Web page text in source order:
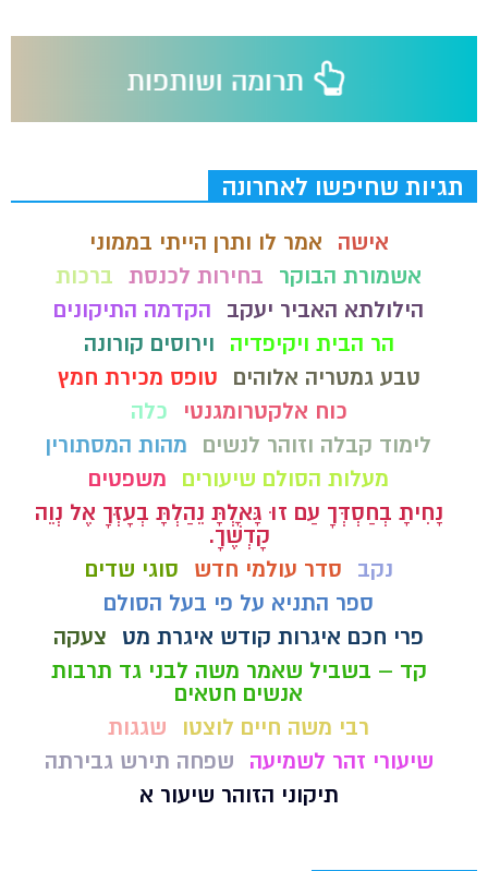
תגיות שחיפשו לאחרונה
אישה
אמר לו ותרן הייתי בממוני
אשמורת הבוקר
בחירות לכנסת ברכות
הילולתא האביר יעקב
הקדמה התיקונים
הר הבית ויקיפדיה
וירוסים קורונה
טבע גמטריה אלוהים
טופס מכירת חמץ
כוח אלקטרומגנטי
כלה
לימוד קבלה וזוהר לנשים
מהות המסתורין
מעלות הסולם שיעורים
משפטים
נָחִיתָ בְחַסְדְּךָ עַם זוּ גָּאָלְתָּ נֵהַלְתָּ בְעָזְּךָ אֶל נְוֵה
קָדְשֶׁךָ.
נקב
סדר עולמי חדש
סוגי שדים
ספר התניא על פי בעל הסולם
פרי חכם איגרות קודש איגרת מט
צעקה
קד – בשביל שאמר משה לבני גד תרבות
אנשים חטאים
רבי משה חיים לוצטו
שגגות
שיעורי זהר לשמיעה
שפחה תירש גבירתה
תיקוני הזוהר שיעור א